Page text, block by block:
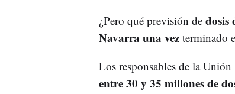
¿Pero qué previsión de dosis
Navarra una vez terminado
Los responsables de la
entre 30 y 35 millones de